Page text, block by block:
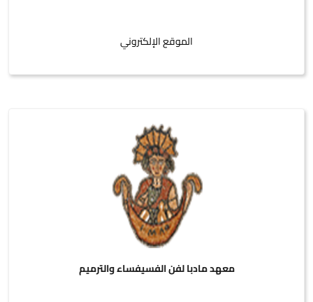
الموقع الإلكتروني
معهد مادبا لفن الفسيفساء والترميم